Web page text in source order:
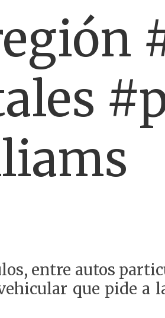
entre autos
que pide a